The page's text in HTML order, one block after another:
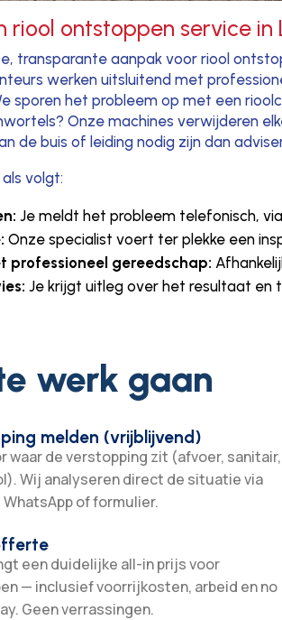
riool ontstoppen service in
transparante aanpak voor riool
werken uitsluitend met
sporen het probleem op met een
Onze machines verwijderen
de buis of leiding nodig zijn dan
volgt:
Je meldt het probleem telefonisch,
Onze specialist voert ter plekke een
professioneel gereedschap:
Je krijgt uitleg over het resultaat en
werk gaan
melden (vrijblijvend)
waar de verstopping zit (afvoer, sanitair,
Wij analyseren direct de situatie via
of formulier.
een duidelijke all-in prijs voor
— inclusief voorrijkosten, arbeid en no
Geen verrassingen.